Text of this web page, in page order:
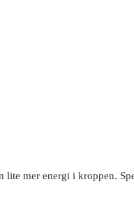
lite mer energi i kroppen.